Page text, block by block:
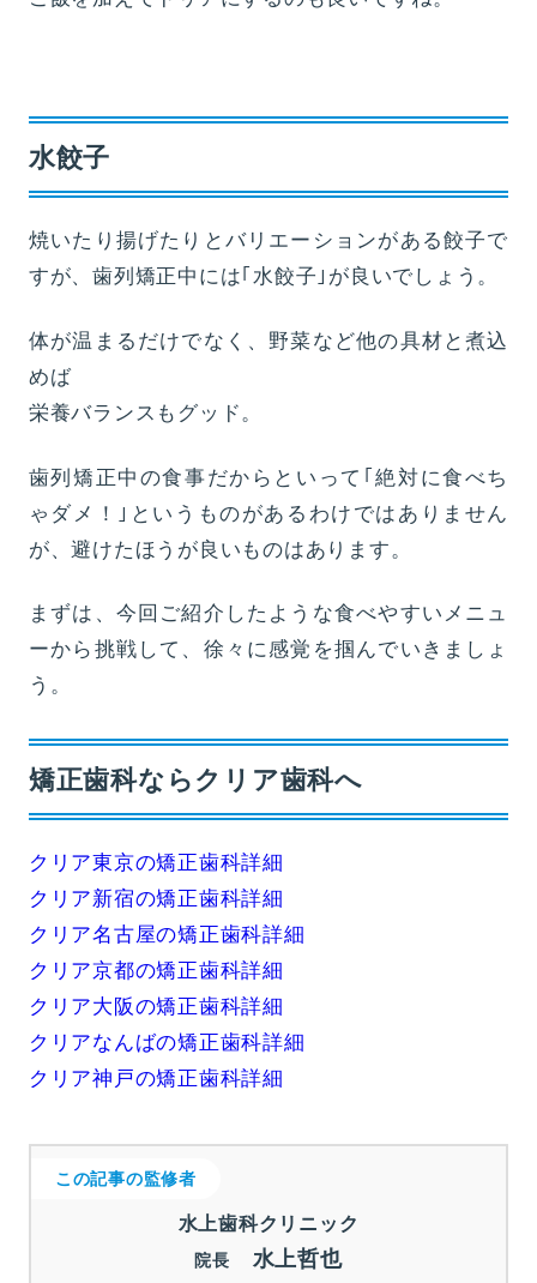
水餃子
焼いたり揚げたりとバリエーションがある餃子で
すが、歯列矯正中には｢水餃子｣が良いでしょう。
体が温まるだけでなく、野菜など他の具材と煮込
めば
栄養バランスもグッド。
歯列矯正中の食事だからといって｢絶対に食べち
ゃダメ！｣というものがあるわけではありません
が、避けたほうが良いものはあります。
まずは、今回ご紹介したような食べやすいメニュ
ーから挑戦して、徐々に感覚を掴んでいきましょ
う。
矯正歯科ならクリア歯科へ
クリア東京の矯正歯科詳細
クリア新宿の矯正歯科詳細
クリア名古屋の矯正歯科詳細
クリア京都の矯正歯科詳細
クリア大阪の矯正歯科詳細
クリアなんばの矯正歯科詳細
クリア神戸の矯正歯科詳細
この記事の監修者
水上歯科クリニック
院長 水上哲也